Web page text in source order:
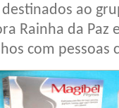
ao
Rainha da Paz
com pessoas